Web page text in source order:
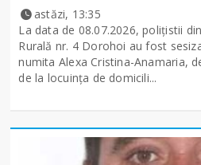
astăzi, 13:35
La data de 08.07.2026, polițistii
Rurală nr. 4 Dorohoi au fost
numita Alexa Cristina-Anamaria,
de la locuința de domicili...